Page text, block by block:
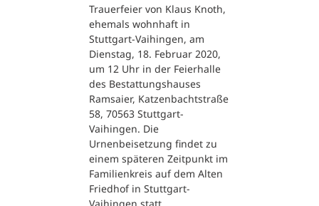
Trauerfeier von Klaus Knoth,
ehemals wohnhaft in
Stuttgart-Vaihingen, am
Dienstag, 18. Februar 2020,
um 12 Uhr in der Feierhalle
des Bestattungshauses
Ramsaier, Katzenbachtstraße
58, 70563 Stuttgart-
Vaihingen. Die
Urnenbeisetzung findet zu
einem späteren Zeitpunkt im
Familienkreis auf dem Alten
Friedhof in Stuttgart-